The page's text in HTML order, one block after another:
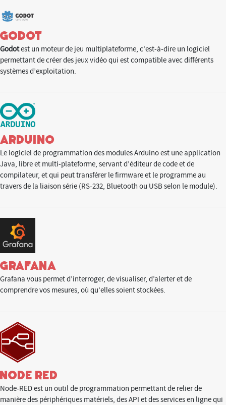
GODOT
Godotest un moteur de jeu multiplateforme, c’est-à-dire un logiciel
permettant de créer des jeux vidéo qui est compatible avec différents
systèmes d’exploitation.
Arduino
Le logiciel de programmation des modules Arduino est une application
Java, libre et multi-plateforme, servant d’éditeur de code et de
compilateur, et qui peut transférer le firmware et le programme au
travers de la liaison série (RS-232, Bluetooth ou USB selon le module).
grafana
Grafana vous permet d’interroger, de visualiser, d’alerter et de
comprendre vos mesures, où qu’elles soient stockées.
node red
Node-RED est un outil de programmation permettant de relier de
manière des périphériques matériels, des API et des services en ligne qui